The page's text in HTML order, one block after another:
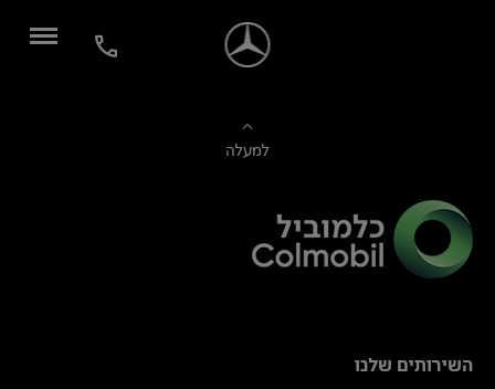
למעלה
השירותים שלנו